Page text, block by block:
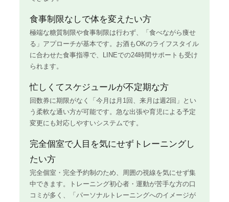
食事制限なしで体を変えたい方
極端な糖質制限や食事制限は行わず、「食べながら痩せ
る」アプローチが基本です。お酒もOKのライフスタイル
に合わせた食事指導で、LINEでの24時間サポートも受け
られます。
忙しくてスケジュールが不定期な方
回数券に期限がなく「今月は月1回、来月は週2回」とい
う柔軟な通い方が可能です。急な出張や育児による予定
変更にも対応しやすいシステムです。
完全個室で人目を気にせずトレーニングし
たい方
完全個室・完全予約制のため、周囲の視線を気にせず集
中できます。トレーニング初心者・運動が苦手な方の口
コミが多く、「パーソナルトレーニングへのイメージが